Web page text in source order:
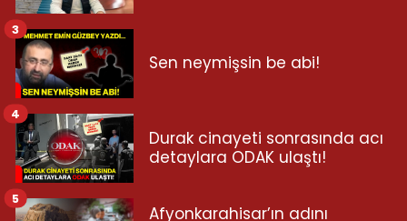
Sen neymişsin be abi!
3
Durak cinayeti sonrasında acı
detaylara ODAK ulaştı!
4
Afyonkarahisar’ın adını
5